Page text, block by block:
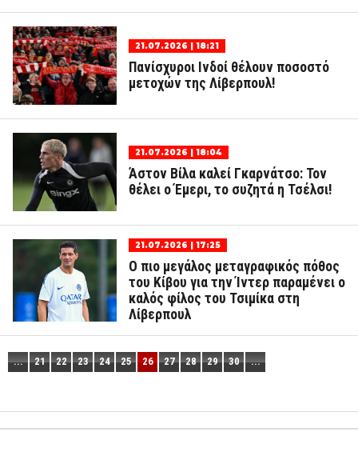
21.07.2026 | 18:21
Πανίσχυροι Ινδοί θέλουν ποσοστό
μετοχών της Λίβερπουλ!
21.07.2026 | 18:04
Άστον Βίλα καλεί Γκαρνάτσο: Τον
θέλει ο Έμερι, το συζητά η Τσέλσι!
21.07.2026 | 17:25
Ο πιο μεγάλος μεταγραφικός πόθος
του Κίβου για την Ίντερ παραμένει ο
καλός φίλος του Τσιμίκα στη
Λίβερπουλ
... 21 22 23 24 25 26 27 28 29 30 ...